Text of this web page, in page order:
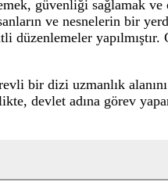
güvenliği sağlamak ve
ve nesnelerin bir
bir dizi uzmanlık
devlet adına görev